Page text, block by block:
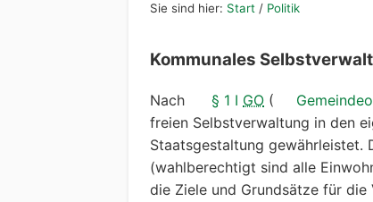
Sie sind hier: Start / Politik
Kommunales
Nach § 1 I GO (
freien Selbstverwaltung in den
Staatsgestaltung gewährleistet.
(wahlberechtigt sind alle
die Ziele und Grundsätze für